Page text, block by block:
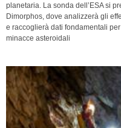
planetaria. La sonda dell’ESA si
Dimorphos, dove analizzerà gli
e raccoglierà dati fondamentali
minacce asteroidali